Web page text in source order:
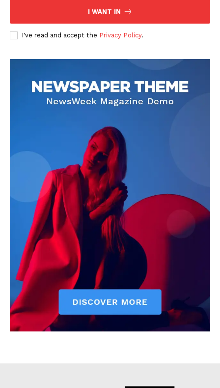
I WANT IN
I've read and accept the Privacy Policy.